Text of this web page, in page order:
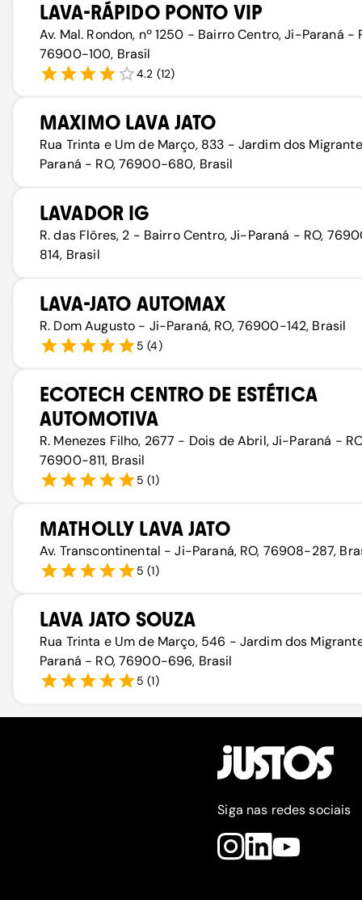
LAVA-RÁPIDO PONTO VIP
Av. Mal. Rondon, nº 1250 - Bairro Centro, Ji-Paraná -
76900-100, Brasil
4.2 (12)
MAXIMO LAVA JATO
Rua Trinta e Um de Março, 833 - Jardim dos
Paraná - RO, 76900-680, Brasil
LAVADOR IG
R. das Flôres, 2 - Bairro Centro, Ji-Paraná - RO,
814, Brasil
LAVA-JATO AUTOMAX
R. Dom Augusto - Ji-Paraná, RO, 76900-142, Brasil
5 (4)
ECOTECH CENTRO DE ESTÉTICA
AUTOMOTIVA
R. Menezes Filho, 2677 - Dois de Abril, Ji-Paraná -
76900-811, Brasil
5 (1)
MATHOLLY LAVA JATO
Av. Transcontinental - Ji-Paraná, RO, 76908-287,
5 (1)
LAVA JATO SOUZA
Rua Trinta e Um de Março, 546 - Jardim dos
Paraná - RO, 76900-696, Brasil
5 (1)
Siga nas redes sociais